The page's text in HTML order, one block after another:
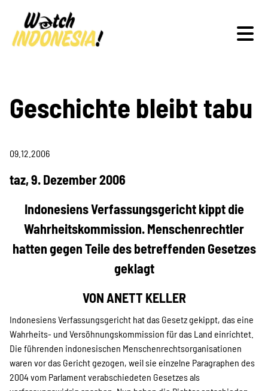
Schwerpunkte
Veranstaltungen
Publikationen
Projekte
Kampagne
Geschichte bleibt tabu
09.12.2006
taz, 9. Dezember 2006
Indonesiens Verfassungsgericht kippt die
Wahrheitskommission. Menschenrechtler
hatten gegen Teile des betreffenden Gesetzes
geklagt
VON ANETT KELLER
Indonesiens Verfassungsgericht hat das Gesetz gekippt, das eine
Wahrheits- und Versöhnungskommission für das Land einrichtet.
Die führenden indonesischen Menschenrechtsorganisationen
waren vor das Gericht gezogen, weil sie einzelne Paragraphen des
2004 vom Parlament verabschiedeten Gesetzes als